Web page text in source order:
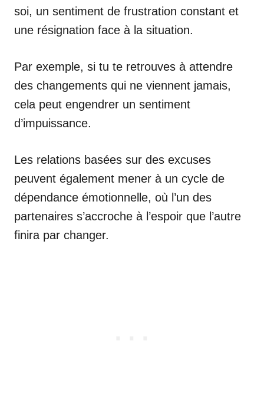
soi, un sentiment de frustration constant et
une résignation face à la situation.
Par exemple, si tu te retrouves à attendre
des changements qui ne viennent jamais,
cela peut engendrer un sentiment
d’impuissance.
Les relations basées sur des excuses
peuvent également mener à un cycle de
dépendance émotionnelle, où l’un des
partenaires s’accroche à l’espoir que l’autre
finira par changer.